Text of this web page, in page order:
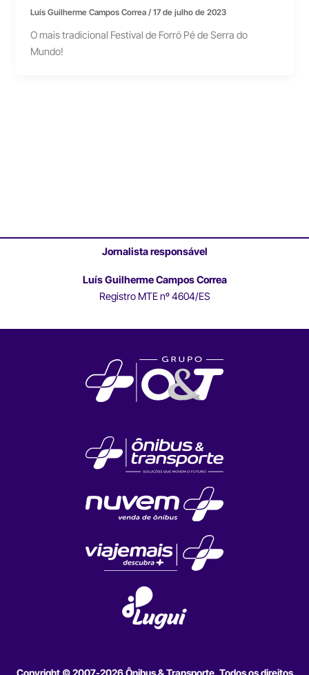
Luís Guilherme Campos Correa/17 de julho de 2023
O mais tradicional Festival de Forró Pé de Serra do
Mundo!
Jornalista responsável
Luís Guilherme Campos Correa
Registro MTE nº 4604/ES